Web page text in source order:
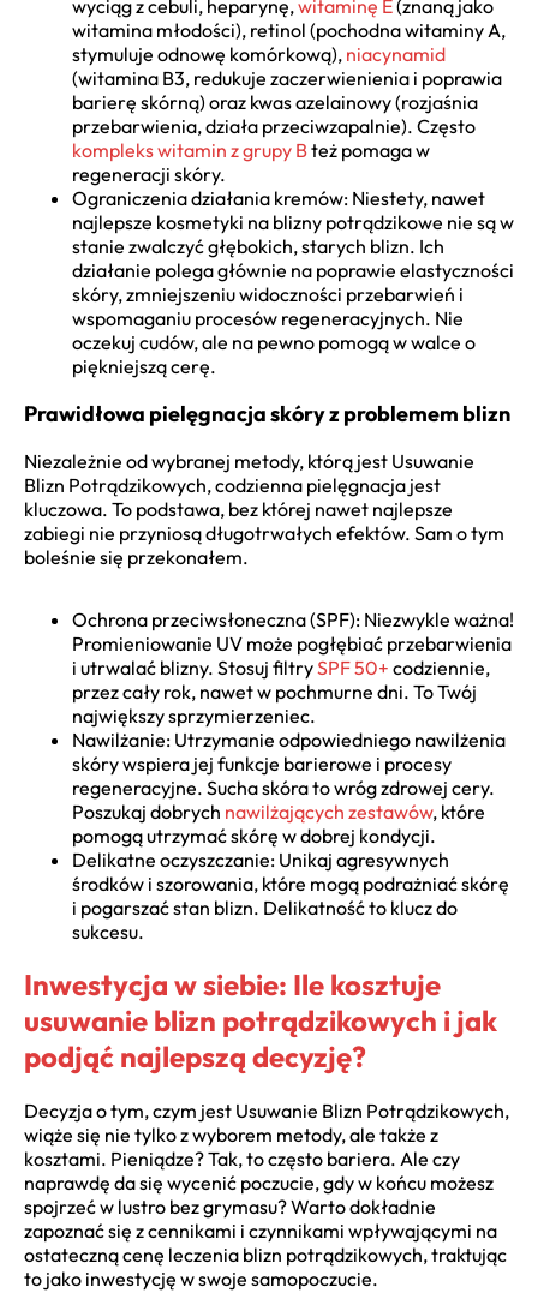
wyciąg z cebuli, heparynę,witaminę E(znaną jako
witamina młodości), retinol (pochodna witaminy A,
stymuluje odnowę komórkową), niacynamid
(witamina B3, redukuje zaczerwienienia i poprawia
barierę skórną) oraz kwas azelainowy (rozjaśnia
przebarwienia, działa przeciwzapalnie). Często
kompleks witamin z grupy Bteż pomaga w
regeneracji skóry.
Ograniczenia działania kremów: Niestety, nawet
najlepsze kosmetyki na blizny potrądzikowe nie są w
stanie zwalczyć głębokich, starych blizn. Ich
działanie polega głównie na poprawie elastyczności
skóry, zmniejszeniu widoczności przebarwień i
wspomaganiu procesów regeneracyjnych. Nie
oczekuj cudów, ale na pewno pomogą w walce o
piękniejszą cerę.
Prawidłowa pielęgnacja skóry z problemem blizn
Niezależnie od wybranej metody, którą jest Usuwanie
Blizn Potrądzikowych, codzienna pielęgnacja jest
kluczowa. To podstawa, bez której nawet najlepsze
zabiegi nie przyniosą długotrwałych efektów. Sam o tym
boleśnie się przekonałem.
Ochrona przeciwsłoneczna (SPF): Niezwykle ważna!
Promieniowanie UV może pogłębiać przebarwienia
i utrwalać blizny. Stosuj filtrySPF 50+ codziennie,
przez cały rok, nawet w pochmurne dni. To Twój
największy sprzymierzeniec.
Nawilżanie: Utrzymanie odpowiedniego nawilżenia
skóry wspiera jej funkcje barierowe i procesy
regeneracyjne. Sucha skóra to wróg zdrowej cery.
Poszukaj dobrych nawilżających zestawów, które
pomogą utrzymać skórę w dobrej kondycji.
Delikatne oczyszczanie: Unikaj agresywnych
środków i szorowania, które mogą podrażniać skórę
i pogarszać stan blizn. Delikatność to klucz do
sukcesu.
Inwestycja w siebie: Ile kosztuje
usuwanie blizn potrądzikowych i jak
podjąć najlepszą decyzję?
Decyzja o tym, czym jest Usuwanie Blizn Potrądzikowych,
wiąże się nie tylko z wyborem metody, ale także z
kosztami. Pieniądze? Tak, to często bariera. Ale czy
naprawdę da się wycenić poczucie, gdy w końcu możesz
spojrzeć w lustro bez grymasu? Warto dokładnie
zapoznać się z cennikami i czynnikami wpływającymi na
ostateczną cenę leczenia blizn potrądzikowych, traktując
to jako inwestycję w swoje samopoczucie.